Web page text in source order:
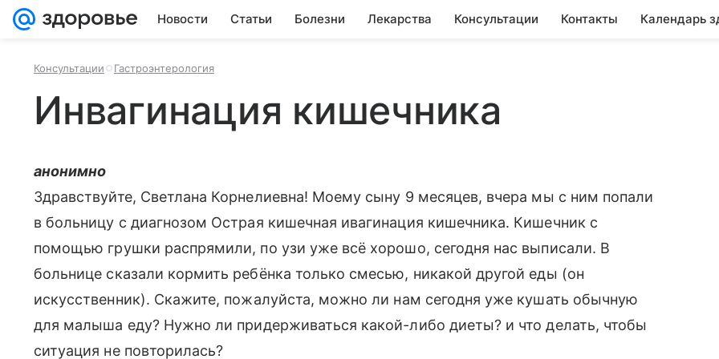
Новости Статьи Болезни Лекарства Консультации Контакты Календарь
Консультации Гастроэнтерология
Инвагинация кишечника
анонимно
Здравствуйте, Светлана Корнелиевна! Моему сыну 9 месяцев, вчера мы с ним попали
в больницу с диагнозом Острая кишечная ивагинация кишечника. Кишечник с
помощью грушки распрямили, по узи уже всё хорошо, сегодня нас выписали. В
больнице сказали кормить ребёнка только смесью, никакой другой еды (он
искусственник). Скажите, пожалуйста, можно ли нам сегодня уже кушать обычную
для малыша еду? Нужно ли придерживаться какой-либо диеты? и что делать, чтобы
ситуация не повторилась?